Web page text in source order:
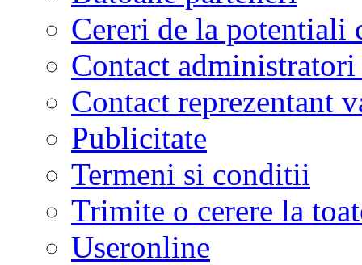
Cereri de la potentiali
Contact
Contact reprezentant
Publicitate
Termeni si conditii
Trimite o cerere la
Useronline